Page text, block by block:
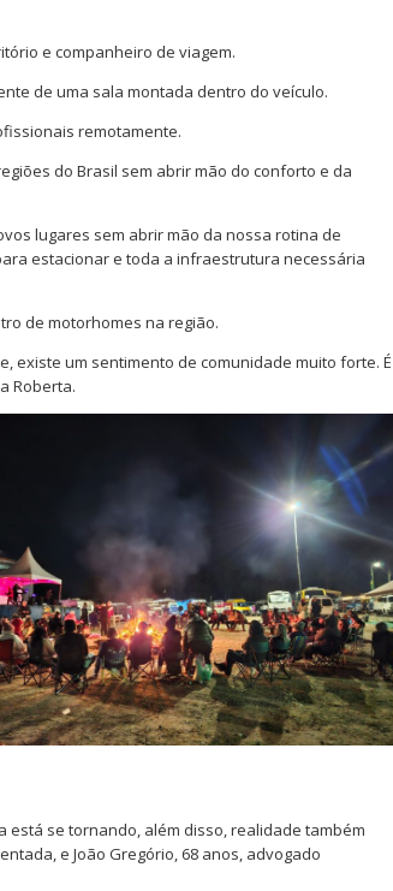
e companheiro de viagem.
de uma sala montada dentro do veículo.
remotamente.
do Brasil sem abrir mão do conforto e da
lugares sem abrir mão da nossa rotina de
estacionar e toda a infraestrutura necessária
de motorhomes na região.
existe um sentimento de comunidade muito forte. É
Roberta.
se tornando, além disso, realidade também
e João Gregório, 68 anos, advogado